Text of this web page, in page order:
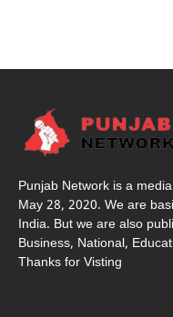
Punjab Network is a
May 28, 2020. We are
India. But we are also
Business, National,
Thanks for Visting